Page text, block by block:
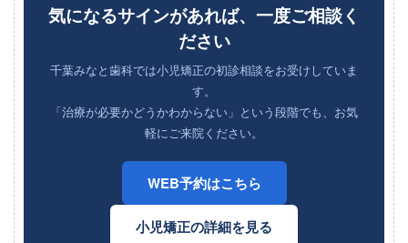
気になるサインがあれば、一度ご相談く
ださい
千葉みなと歯科では小児矯正の初診相談をお受けしていま
す。
「治療が必要かどうかわからない」という段階でも、お気
軽にご来院ください。
WEB予約はこちら
小児矯正の詳細を見る